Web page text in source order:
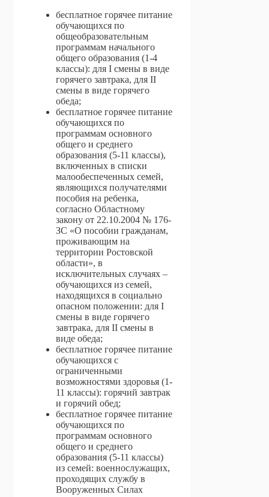
бесплатное горячее питание
обучающихся по
общеобразовательным
программам начального
общего образования (1-4
классы): для I смены в виде
горячего завтрака, для II
смены в виде горячего
обеда;
бесплатное горячее питание
обучающихся по
программам основного
общего и среднего
образования (5-11 классы),
включенных в списки
малообеспеченных семей,
являющихся получателями
пособия на ребенка,
согласно Областному
закону от 22.10.2004 № 176-
ЗС «О пособии гражданам,
проживающим на
территории Ростовской
области», в
исключительных случаях –
обучающихся из семей,
находящихся в социально
опасном положении: для I
смены в виде горячего
завтрака, для II смены в
виде обеда;
бесплатное горячее питание
обучающихся с
ограниченными
возможностями здоровья (1-
11 классы): горячий завтрак
и горячий обед;
бесплатное горячее питание
обучающихся по
программам основного
общего и среднего
образования (5-11 классы)
из семей: военнослужащих,
проходящих службу в
Вооруженных Силах